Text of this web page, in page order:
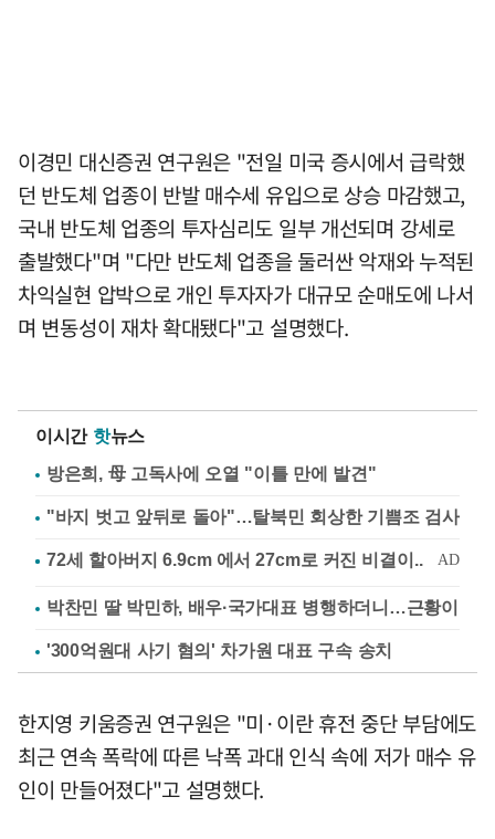
이경민 대신증권 연구원은 "전일 미국 증시에서 급락했
던 반도체 업종이 반발 매수세 유입으로 상승 마감했고,
국내 반도체 업종의 투자심리도 일부 개선되며 강세로
출발했다"며 "다만 반도체 업종을 둘러싼 악재와 누적된
차익실현 압박으로 개인 투자자가 대규모 순매도에 나서
며 변동성이 재차 확대됐다"고 설명했다.
이시간 핫뉴스
방은희, 母 고독사에 오열 "이틀 만에 발견"
"바지 벗고 앞뒤로 돌아"…탈북민 회상한 기쁨조 검사
박찬민 딸 박민하, 배우·국가대표 병행하더니…근황이
'300억원대 사기 혐의' 차가원 대표 구속 송치
한지영 키움증권 연구원은 "미·이란 휴전 중단 부담에도
최근 연속 폭락에 따른 낙폭 과대 인식 속에 저가 매수 유
인이 만들어졌다"고 설명했다.